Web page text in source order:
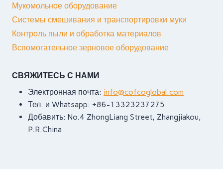
Мукомольное оборудование
Системы смешивания и транспортировки муки
Контроль пыли и обработка материалов
Вспомогательное зерновое оборудование
СВЯЖИТЕСЬ С НАМИ
Электронная почта: info@cofcoglobal.com
Тел. и Whatsapp: +86-13323237275
Добавить: No.4 ZhongLiang Street, Zhangjiakou,
P.R.China